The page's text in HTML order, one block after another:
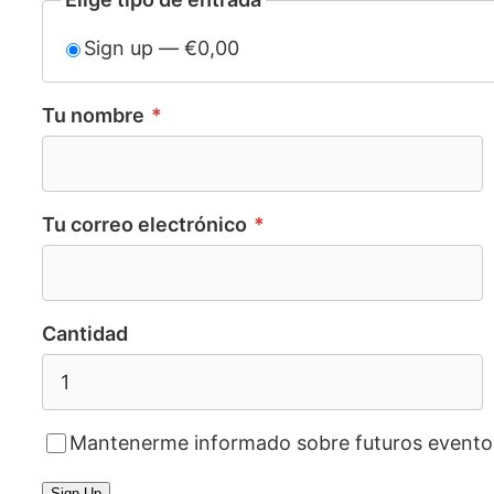
Sign up — €0,00
Tu nombre *
Tu correo electrónico *
Cantidad
Mantenerme informado sobre futuros